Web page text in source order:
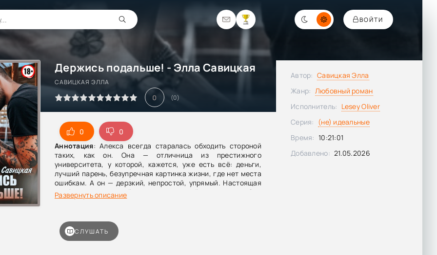
ВОЙТИ
Держись подальше! - Элла Савицкая
САВИЦКАЯ ЭЛЛА
0 (0)
0
0
Аннотация: Алекса всегда старалась обходить стороной
таких, как он. Она — отличница из престижного
университета, у которой, кажется, уже есть всё: деньги,
лучший парень, безупречная картинка жизни, где нет места
ошибкам. А он — дерзкий, непростой, упрямый. Настоящая
проблема и тот самый «дефект», который рушит идеал. Они
слишком разные, чтобы вообще заметить друг друга. Но от
вам приходится жить под одной крышей…Содержит
нецензурную брань.
Развернуть описание
СЛУШАТЬ
Автор: Савицкая Элла
Жанр: Любовный роман
Исполнитель: Lesey Oliver
Серия:
(не) идеальные
Время: 10:21:01
Добавлено: 21.05.2026